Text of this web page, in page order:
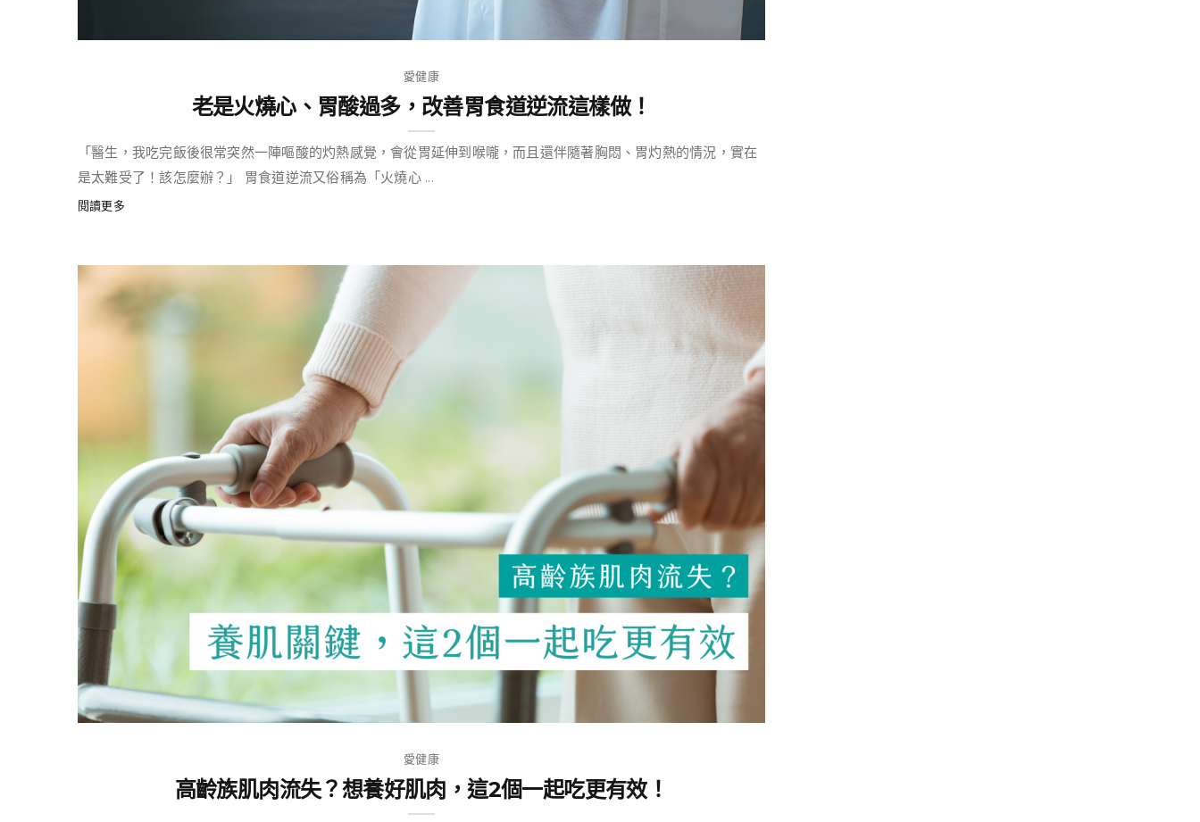
愛健康
老是火燒心、胃酸過多，改善胃食道逆流這樣做！
「醫生，我吃完飯後很常突然一陣嘔酸的灼熱感覺，會從胃延伸到喉嚨，而且還伴隨著胸悶、胃灼熱的情況，實在
是太難受了！該怎麼辦？」 胃食道逆流又俗稱為「火燒心 ...
閱讀更多
愛健康
高齡族肌肉流失？想養好肌肉，這2個一起吃更有效！